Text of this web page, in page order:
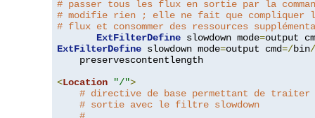
# passer tous les flux en sortie par la
# modifie rien ; elle ne fait que compliquer le
# flux et consommer des ressources
ExtFilterDefine slowdown mode=output
ExtFilterDefine slowdown mode=output cmd=/bin/
    preservescontentlength
<Location "/">
# directive de base permettant de
# sortie avec le filtre slowdown
#